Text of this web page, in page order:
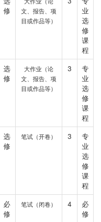
修
文、报告、项
目或作品等）
业
选
修
课
程
选
修
大作业（论
文、报告、项
目或作品等）
3
专
业
选
修
课
程
选
修
笔试（开卷） 3
专
业
选
修
课
程
必
修
笔试（闭卷） 4
必
修